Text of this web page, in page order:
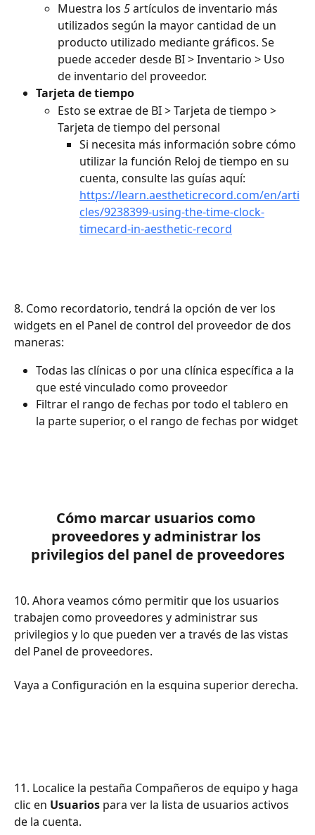
Muestra los 5 artículos de inventario más
utilizados según la mayor cantidad de un
producto utilizado mediante gráficos. Se
puede acceder desde BI > Inventario > Uso
de inventario del proveedor.
Tarjeta de tiempo
Esto se extrae de BI > Tarjeta de tiempo >
Tarjeta de tiempo del personal
Si necesita más información sobre cómo
utilizar la función Reloj de tiempo en su
cuenta, consulte las guías aquí:
https://learn.aestheticrecord.com/en/arti
cles/9238399-using-the-time-clock-
timecard-in-aesthetic-record
8. Como recordatorio, tendrá la opción de ver los
widgets en el Panel de control del proveedor de dos
maneras:
Todas las clínicas o por una clínica específica a la
que esté vinculado como proveedor
Filtrar el rango de fechas por todo el tablero en
la parte superior, o el rango de fechas por widget
Cómo marcar usuarios como
proveedores y administrar los
privilegios del panel de proveedores
10. Ahora veamos cómo permitir que los usuarios
trabajen como proveedores y administrar sus
privilegios y lo que pueden ver a través de las vistas
del Panel de proveedores.
Vaya a Configuración en la esquina superior derecha.
11. Localice la pestaña Compañeros de equipo y haga
clic en Usuarios para ver la lista de usuarios activos
de la cuenta.